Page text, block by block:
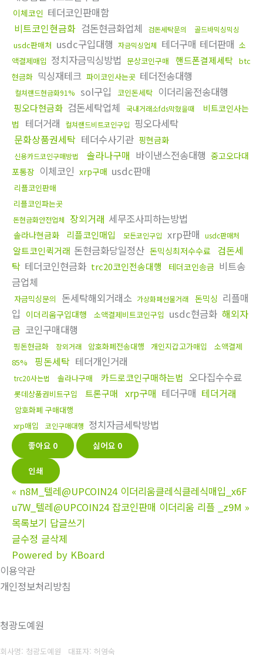
이체코인 테더코인판매함
비트코인현금화 검돈현금화업체 검돈세탁문의 골드바믹싱믹싱
usdc판매처 usdc구입대행 자금믹싱업체 테더구매 테더판매 소
액결제매입 정치자금믹싱방법 문상코인구매 핸드폰결제세탁 btc
현금화 믹싱재테크 파이코인사는곳 테더전송대행
컬쳐랜드현금화91% sol구입 코인돈세탁 이더리움전송대행
핑오다현금화 검돈세탁업체 국내거래소fds막혔을때
비트코인사는
법
테더거래 컬쳐랜드비트코인구입 핑오다세탁
문화상품권세탁 테더수사기관 핑현금화
신용카드코인구매방법 솔라나구매 바이낸스전송대행 중고오다대
포통장 이체코인 xrp구매 usdc판매
리플코인판매
리플코인파는곳
돈현금화안전업체 장외거래 세무조사피하는방법
솔라나현금화 리플코인매입 모든코인구입 xrp판매 usdc판매처
알트코인퀵거래 돈현금화당일정산 돈믹싱최저수수료
검돈세
탁 테더코인현금화 trc20코인전송대행 테더코인송금 비트송
금업체
자금믹싱문의 돈세탁해외거래소 가상화폐선물거래 돈믹싱 리플매
입 이더리움구입대행 소액결제비트코인구입 usdc현금화 해외자
금 코인구매대행
핑돈현금화 장외거래 암호화폐전송대행 개인지갑고가매입
소액결제
85%
핑돈세탁 테더개인거래
trc20사는법 솔라나구매 카드로코인구매하는법 오다집수수료
롯데상품권비트구입 트론구매 xrp구매 테더구매 테더거래
암호화폐 구매대행
xrp매입
코인구매대행 정치자금세탁방법
좋아요 0 싫어요 0
인쇄
« n8M_텔레@UPCOIN24 이더리움클레식클레식매입_x6F
u7W_텔레@UPCOIN24 잡코인판매 이더리움 리플 _z9M »
목록보기 답글쓰기
글수정 글삭제
Powered by KBoard
이용약관
개인정보처리방침
청광도예원
회사명: 청광도예원 대표자: 허영숙